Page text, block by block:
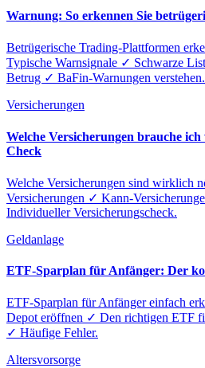
Warnung: So erkennen Sie
Betrügerische Trading-Plattformen
Typische Warnsignale ✓ Schwarze
Betrug ✓ BaFin-Warnungen verstehen.
Versicherungen
Welche Versicherungen brauche
Check
Welche Versicherungen sind wirklich
Versicherungen ✓ Kann-
Individueller Versicherungscheck.
Geldanlage
ETF-Sparplan für Anfänger: Der
ETF-Sparplan für Anfänger einfach
Depot eröffnen ✓ Den richtigen ETF
✓ Häufige Fehler.
Altersvorsorge